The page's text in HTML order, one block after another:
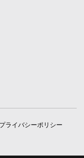
プライバシーポリシー